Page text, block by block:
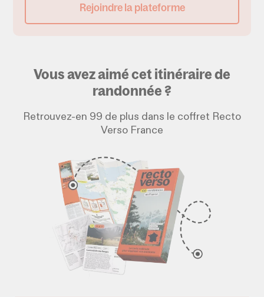
Rejoindre la plateforme
Vous avez aimé cet itinéraire de
randonnée ?
Retrouvez-en 99 de plus dans le coffret Recto
Verso France